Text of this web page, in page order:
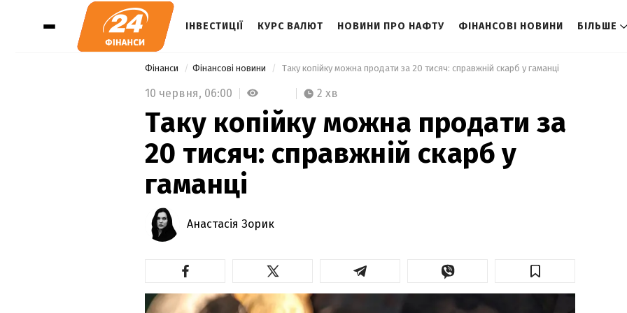
ІНВЕСТИЦІЇ КУРС ВАЛЮТ НОВИНИ ПРО НАФТУ ФІНАНСОВІ НОВИНИ БІЛЬШЕ
Фінанси Фінансові новини Таку копійку можна продати за 20 тисяч: справжній скарб у гаманці
10 червня, 06:00 2 хв
Таку копійку можна продати за
20 тисяч: справжній скарб у
гаманці
Анастасія Зорик